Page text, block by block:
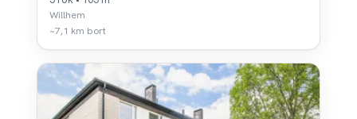
Willhem
~7,1 km bort